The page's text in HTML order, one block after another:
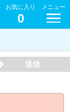
お気に入り
0
メニュー
送信